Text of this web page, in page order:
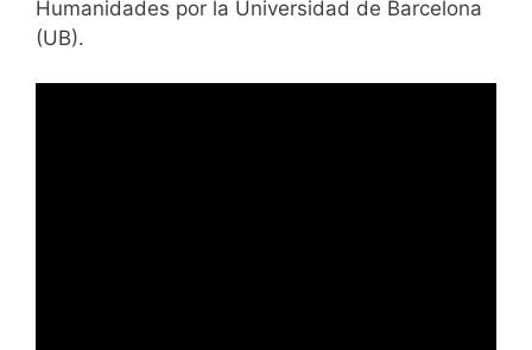
Humanidades por la Universidad de Barcelona
(UB).